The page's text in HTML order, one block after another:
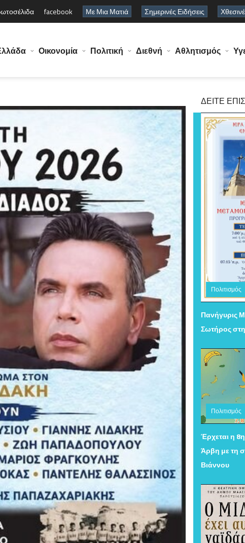
facebook Με Μια Ματιά Σημερινές Ειδήσεις
Οικονομία Πολιτική Διεθνή Αθλητισμός
ΔΕΙΤΕ
Πολιτισμός
Πανήγυρις
Σωτήρος
Πολιτισμός
Έρχεται η
Άρβη με τη
Βιάννου